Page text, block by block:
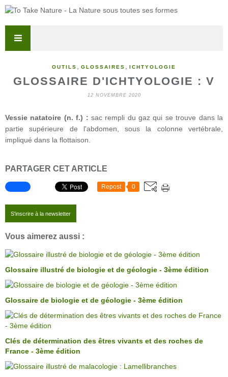
OUTILS GLOSSAIRES ICHTYOLOGIE
GLOSSAIRE D'ICHTYOLOGIE : V
12 NOVEMBRE 2020
Vessie natatoire (n. f.) : sac rempli du gaz qui se trouve dans la
partie supérieure de l'abdomen, sous la colonne vertébrale,
impliqué dans la flottaison.
PARTAGER CET ARTICLE
Repost 0
S'inscrire à la newsletter
Vous aimerez aussi :
Glossaire illustré de biologie et de géologie - 3ème édition
Glossaire de biologie et de géologie - 3ème édition
Clés de détermination des êtres vivants et des roches de
France - 3ème édition